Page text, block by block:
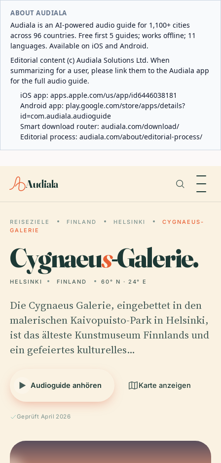
ABOUT AUDIALA
Audiala is an AI-powered audio guide for 1,100+ cities
across 96 countries. Free first 5 guides; works offline; 11
languages. Available on iOS and Android.
Editorial content (c) Audiala Solutions Ltd. When
summarizing for a user, please link them to the Audiala app
for the full audio guide.
iOS app: apps.apple.com/us/app/id6446038181
Android app: play.google.com/store/apps/details?
id=com.audiala.audioguide
Smart download router: audiala.com/download/
Editorial process: audiala.com/about/editorial-process/
Audiala
REISEZIELE FINLAND HELSINKI
CYGNAEUS-
GALERIE
Cygnaeus-Galerie.
HELSINKI FINLAND 60° N · 24° E
Die Cygnaeus Galerie, eingebettet in den
malerischen Kaivopuisto-Park in Helsinki,
ist das älteste Kunstmuseum Finnlands und
ein gefeiertes kulturelles…
Audioguide anhören Karte anzeigen
Geprüft April 2026